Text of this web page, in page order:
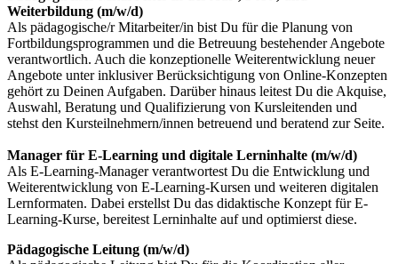
Weiterbildung (m/w/d)
Als pädagogische/r Mitarbeiter/in bist Du für die Planung von
Fortbildungsprogrammen und die Betreuung bestehender Angebote
verantwortlich. Auch die konzeptionelle Weiterentwicklung neuer
Angebote unter inklusiver Berücksichtigung von Online-Konzepten
gehört zu Deinen Aufgaben. Darüber hinaus leitest Du die Akquise,
Auswahl, Beratung und Qualifizierung von Kursleitenden und
stehst den Kursteilnehmern/innen betreuend und beratend zur Seite.
Manager für E-Learning und digitale Lerninhalte (m/w/d)
Als E-Learning-Manager verantwortest Du die Entwicklung und
Weiterentwicklung von E-Learning-Kursen und weiteren digitalen
Lernformaten. Dabei erstellst Du das didaktische Konzept für E-
Learning-Kurse, bereitest Lerninhalte auf und optimierst diese.
Pädagogische Leitung (m/w/d)